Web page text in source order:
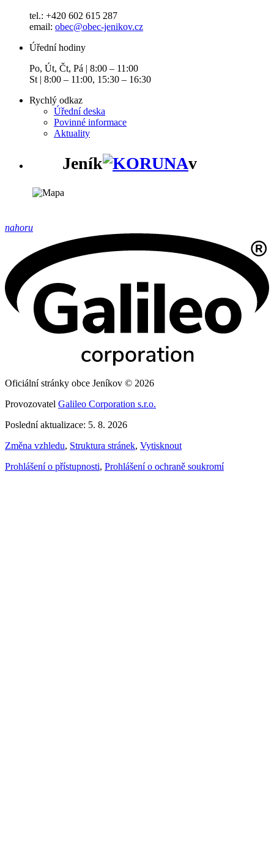
tel.: +420 602 615 287
email: obec@obec-jenikov.cz
Úřední hodiny
Po, Út, Čt, Pá | 8:00 – 11:00
St | 8:00 – 11:00, 15:30 – 16:30
Rychlý odkaz
Úřední deska
Povinné informace
Aktuality
Jeník v
nahoru
Oficiální stránky obce Jeníkov © 2026
Provozovatel Galileo Corporation s.r.o.
Poslední aktualizace: 5. 8. 2026
Změna vzhledu, Struktura stránek, Vytisknout
Prohlášení o přístupnosti, Prohlášení o ochraně soukromí